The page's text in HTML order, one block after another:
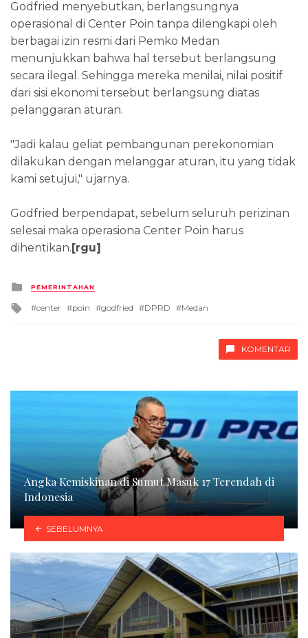
Godfried menyebutkan, berlangsungnya
operasional di Center Poin tanpa dilengkapi oleh
berbagai izin resmi dari Pemko Medan
menunjukkan bahwa hal tersebut berlangsung
secara ilegal. Sehingga mereka menilai, nilai positif
dari sisi ekonomi tersebut berlangsung diatas
pelanggaran aturan.
"Jadi kalau geliat pembangunan perekonomian
dilakukan dengan melanggar aturan, itu yang tidak
kami setujui," ujarnya.
Godfried berpendapat, sebelum seluruh perizinan
selesai maka operasiona Center Poin harus
dihentikan.[rgu]
Posted
in
PEMERINTAHAN
Tagged
center poin godfried DPRD Medan
KOMENTAR
Angka Kemiskinan di Sumut Masuk 17 Terendah di
Indonesia
SEBELUMNYA